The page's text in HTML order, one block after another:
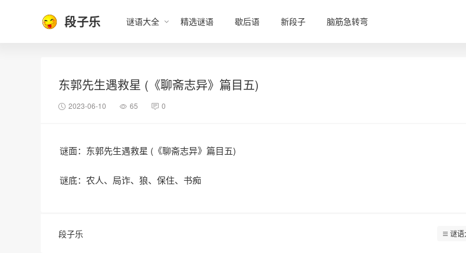
段子乐 谜语大全 精选谜语 歇后语 新段子 脑筋急转弯
东郭先生遇救星 (《聊斋志异》篇目五)
2023-06-10 65 0
谜面：东郭先生遇救星 (《聊斋志异》篇目五)
谜底：农人、局诈、狼、保住、书痴
段子乐 谜语